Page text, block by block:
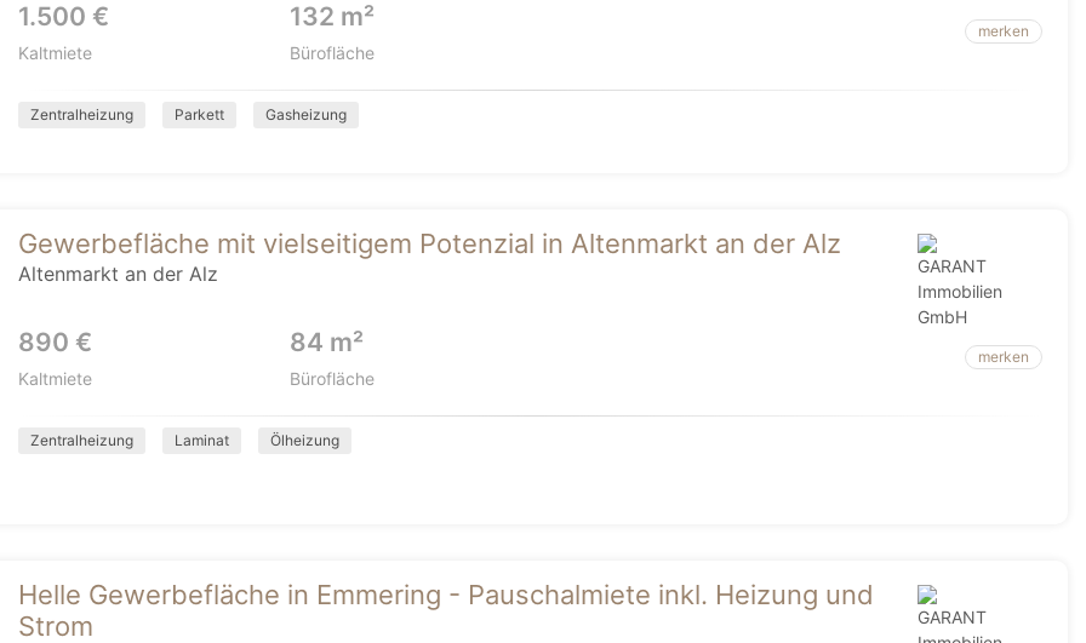
1.500 €
Kaltmiete
132 m²
Bürofläche
merken
Zentralheizung Parkett Gasheizung
Gewerbefläche mit vielseitigem Potenzial in Altenmarkt an der Alz
Altenmarkt an der Alz
890 €
Kaltmiete
84 m²
Bürofläche
merken
Zentralheizung Laminat Ölheizung
Helle Gewerbefläche in Emmering - Pauschalmiete inkl. Heizung und
Strom